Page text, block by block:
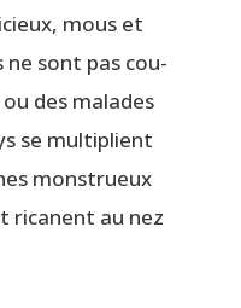
mous et
ne sont pas cou­
des malades
se mul­ti­plient
mons­trueux
ricanent au nez